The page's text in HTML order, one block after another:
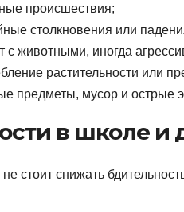
происшествия;
столкновения или
с животными, иногда
растительности или
предметы, мусор и острые
в школе и
стоит снижать